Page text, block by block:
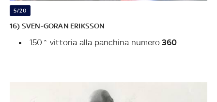
5/20
16) SVEN-GORAN ERIKSSON
150^ vittoria alla panchina numero 360